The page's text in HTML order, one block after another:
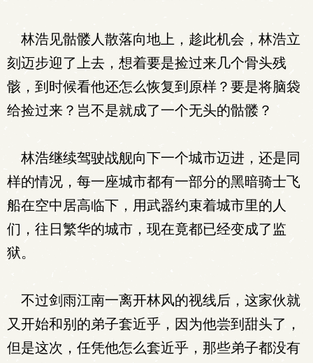
林浩见骷髅人散落向地上，趁此机会，林浩立
刻迈步迎了上去，想着要是捡过来几个骨头残
骸，到时候看他还怎么恢复到原样？要是将脑袋
给捡过来？岂不是就成了一个无头的骷髅？
林浩继续驾驶战舰向下一个城市迈进，还是同
样的情况，每一座城市都有一部分的黑暗骑士飞
船在空中居高临下，用武器约束着城市里的人
们，往日繁华的城市，现在竟都已经变成了监
狱。
不过剑雨江南一离开林风的视线后，这家伙就
又开始和别的弟子套近乎，因为他尝到甜头了，
但是这次，任凭他怎么套近乎，那些弟子都没有